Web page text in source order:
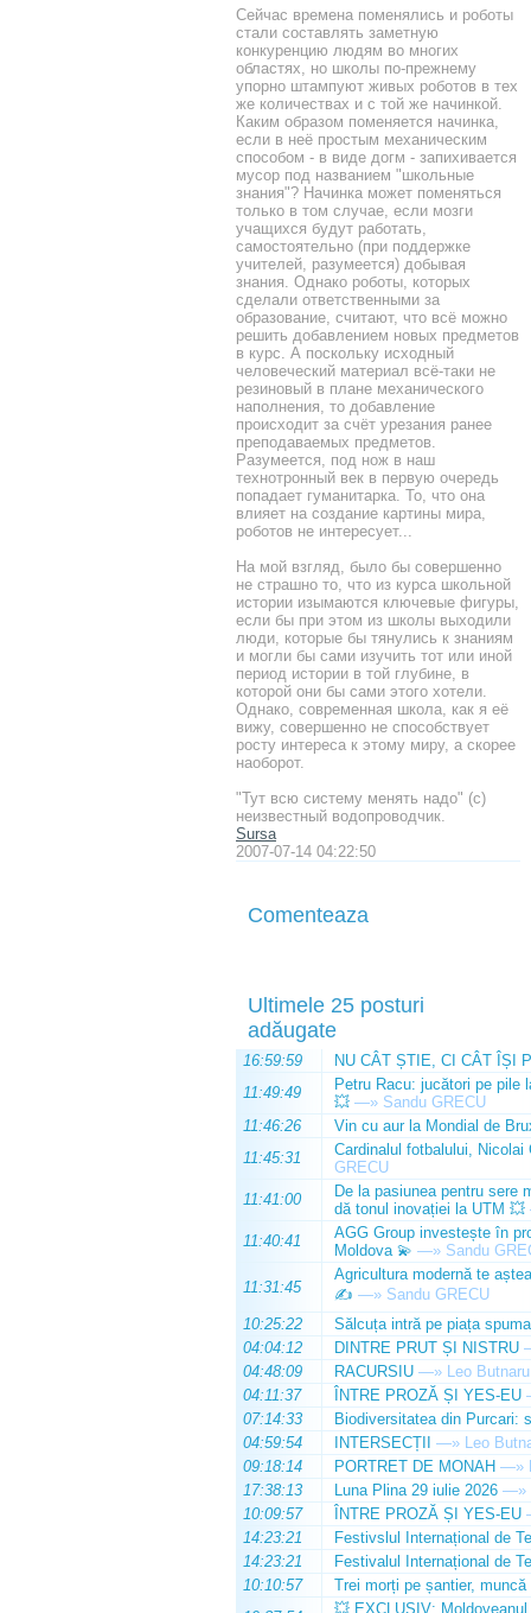
Сейчас времена поменялись и роботы
стали составлять заметную
конкуренцию людям во многих
областях, но школы по-прежнему
упорно штампуют живых роботов в тех
же количествах и с той же начинкой.
Каким образом поменяется начинка,
если в неё простым механическим
способом - в виде догм - запихивается
мусор под названием "школьные
знания"? Начинка может поменяться
только в том случае, если мозги
учащихся будут работать,
самостоятельно (при поддержке
учителей, разумеется) добывая
знания. Однако роботы, которых
сделали ответственными за
образование, считают, что всё можно
решить добавлением новых предметов
в курс. А поскольку исходный
человеческий материал всё-таки не
резиновый в плане механического
наполнения, то добавление
происходит за счёт урезания ранее
преподаваемых предметов.
Разумеется, под нож в наш
технотронный век в первую очередь
попадает гуманитарка. То, что она
влияет на создание картины мира,
роботов не интересует...
На мой взгляд, было бы совершенно
не страшно то, что из курса школьной
истории изымаются ключевые фигуры,
если бы при этом из школы выходили
люди, которые бы тянулись к знаниям
и могли бы сами изучить тот или иной
период истории в той глубине, в
которой они бы сами этого хотели.
Однако, современная школа, как я её
вижу, совершенно не способствует
росту интереса к этому миру, а скорее
наоборот.
"Тут всю систему менять надо" (с)
неизвестный водопроводчик.
Sursa
2007-07-14 04:22:50
Comenteaza
Ultimele 25 posturi
adăugate
16:59:59
NU CÂT ȘTIE, CI CÂT ÎȘI
11:49:49
Petru Racu: jucători pe pile
💥 —» Sandu GRECU
11:46:26
Vin cu aur la Mondial de
11:45:31
Cardinalul fotbalului,
GRECU
11:41:00
De la pasiunea pentru sere
dă tonul inovației la UTM 💥
11:40:41
AGG Group investește în
Moldova 💫 —» Sandu
11:31:45
Agricultura modernă te
✍️ —» Sandu GRECU
10:25:22
Sălcuța intră pe piața
04:04:12
DINTRE PRUT ȘI NISTRU
04:48:09
RACURSIU —» Leo Butnaru
04:11:37
ÎNTRE PROZĂ ȘI YES-EU
07:14:33
Biodiversitatea din Purcari:
04:59:54
INTERSECȚII —» Leo
09:18:14
PORTRET DE MONAH —»
17:38:13
Luna Plina 29 iulie 2026 —»
10:09:57
ÎNTRE PROZĂ ȘI YES-EU
14:23:21
Festivslul Internațional de
14:23:21
Festivalul Internațional de
10:10:57
Trei morți pe șantier, muncă
💥 EXCLUSIV: